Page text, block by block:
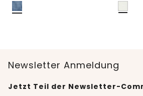
Newsletter Anmeldung
Jetzt Teil der Newsletter-